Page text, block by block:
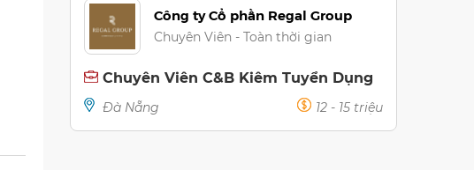
Công ty Cổ phần Regal Group
Chuyên Viên - Toàn thời gian
Chuyên Viên C&B Kiêm Tuyển Dụng
Đà Nẵng 12 - 15 triệu